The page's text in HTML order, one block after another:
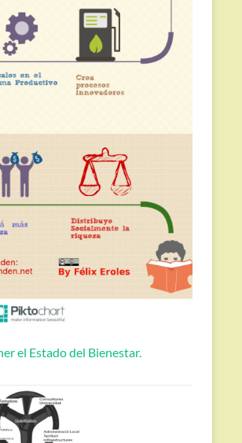
el Estado del Bienestar.